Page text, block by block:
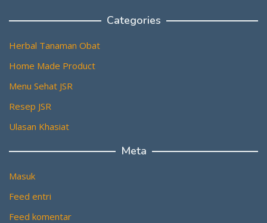
Categories
Herbal Tanaman Obat
Home Made Product
Menu Sehat JSR
Resep JSR
Ulasan Khasiat
Meta
Masuk
Feed entri
Feed komentar